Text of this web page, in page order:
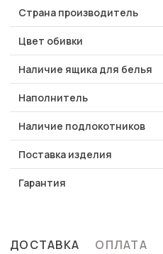
Страна производитель
Цвет обивки
Наличие ящика для белья
Наполнитель
Наличие подлокотников
Поставка изделия
Гарантия
ДОСТАВКА ОПЛАТА